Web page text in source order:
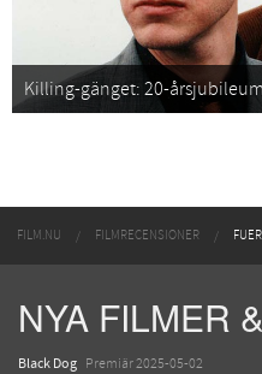
Killing-gänget: 20-
FILM.NU FILMRECENSIONER
NYA FILMER
Black Dog Premiär 2025-05-02